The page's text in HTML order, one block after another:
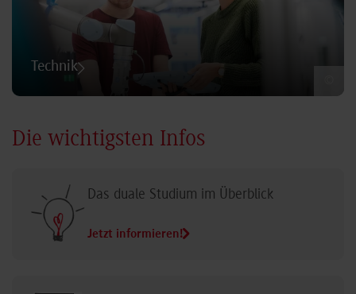
Technik
Die wichtigsten Infos
Das duale Studium im Überblick
Jetzt informieren!